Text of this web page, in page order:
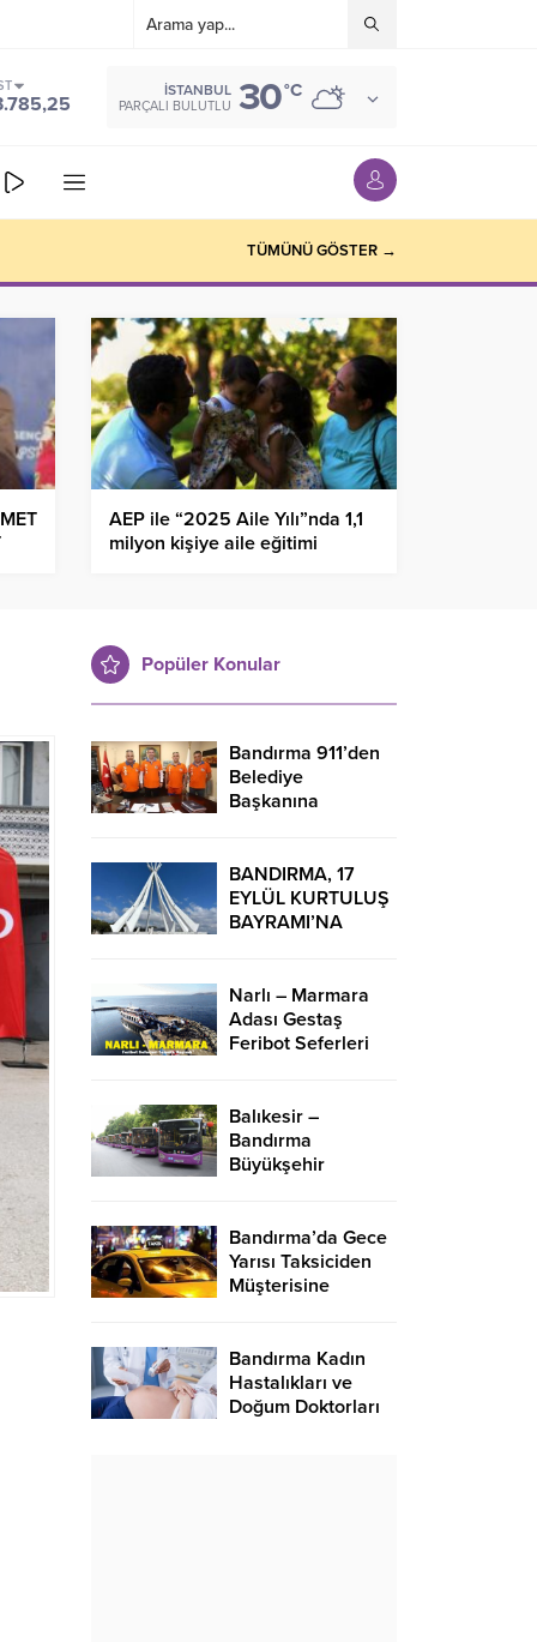
İSTANBUL
PARÇALI BULUTLU 30°C
TÜMÜNÜ GÖSTER →
AEP ile “2025 Aile Yılı”nda 1,1
milyon kişiye aile eğitimi
Popüler Konular
Bandırma 911’den
Belediye
Başkanına
BANDIRMA, 17
EYLÜL KURTULUŞ
BAYRAMI’NA
Narlı – Marmara
Adası Gestaş
Feribot Seferleri
Balıkesir –
Bandırma
Büyükşehir
2024
Bandırma’da Gece
Yarısı Taksiciden
Müşterisine
Bandırma Kadın
Hastalıkları ve
Doğum Doktorları